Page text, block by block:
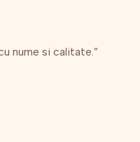
nume si calitate.”